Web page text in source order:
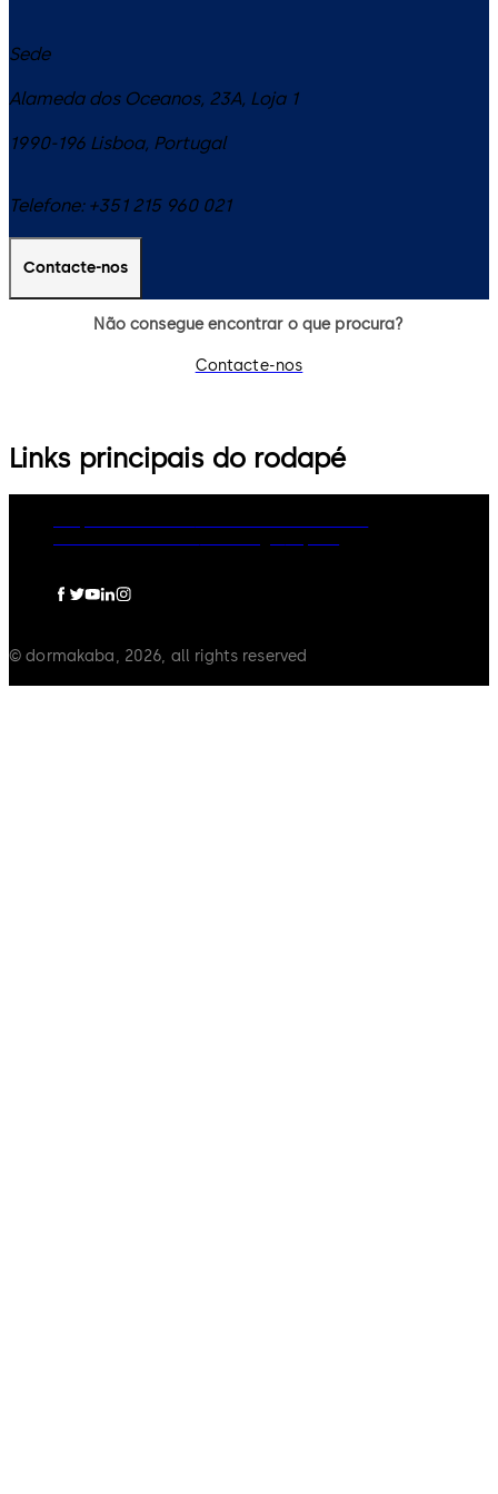
Sede
Alameda dos Oceanos, 23A, Loja 1
1990-196 Lisboa, Portugal
Telefone: +351 215 960 021
Contacte-nos
Não consegue encontrar o que procura?
Contacte-nos
Links principais do rodapé
© dormakaba, 2026, all rights reserved